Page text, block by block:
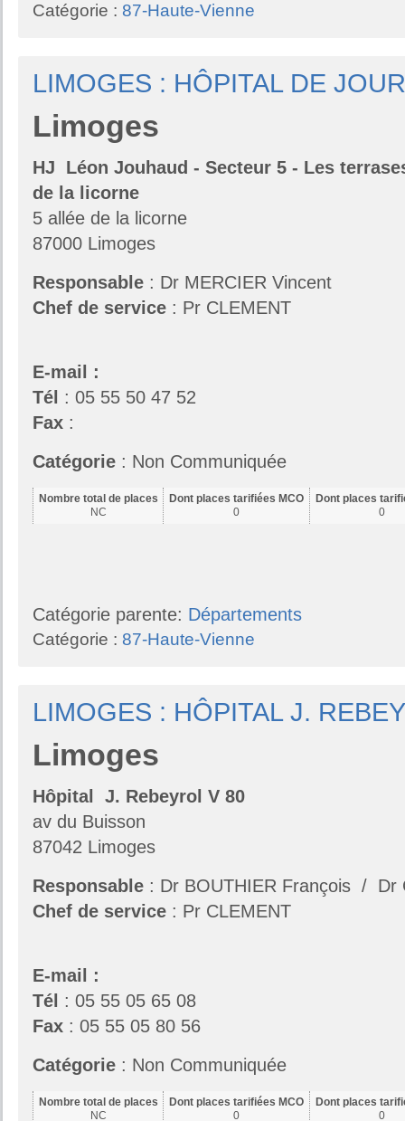
Catégorie : 87-Haute-Vienne
LIMOGES : HÔPITAL DE
Limoges
HJ Léon Jouhaud - Secteur 5 - Les
de la licorne
5 allée de la licorne
87000 Limoges
Responsable : Dr MERCIER Vincent
Chef de service : Pr CLEMENT
E-mail :
Tél : 05 55 50 47 52
Fax :
Catégorie : Non Communiquée
Nombre total de places
NC
Dont places tarifiées MCO
0
Dont places
0
Catégorie parente: Départements
Catégorie : 87-Haute-Vienne
LIMOGES : HÔPITAL J.
Limoges
Hôpital J. Rebeyrol V 80
av du Buisson
87042 Limoges
Responsable : Dr BOUTHIER François / Dr
Chef de service : Pr CLEMENT
E-mail :
Tél : 05 55 05 65 08
Fax : 05 55 05 80 56
Catégorie : Non Communiquée
Nombre total de places
NC
Dont places tarifiées MCO
0
Dont places
0